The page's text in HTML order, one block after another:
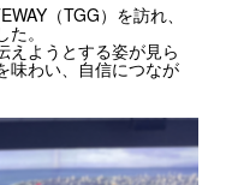
（TGG）を訪れ、
た。
えようとする姿が見ら
味わい、自信につなが